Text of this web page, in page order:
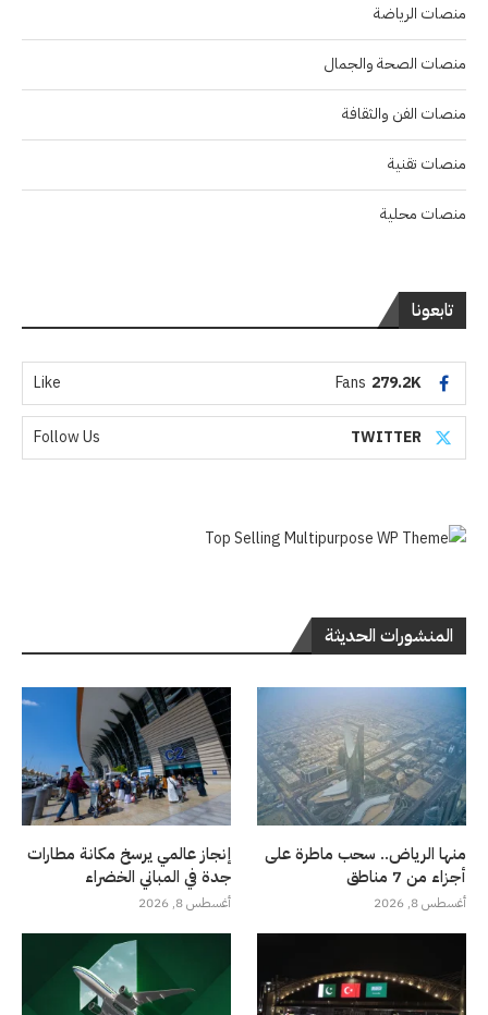
منصات الرياضة
منصات الصحة والجمال
منصات الفن والثقافة
منصات تقنية
منصات محلية
تابعونا
279.2K
Fans
Like
TWITTER
Follow Us
المنشورات الحديثة
منها الرياض.. سحب ماطرة على
أجزاء من 7 مناطق
أغسطس 8, 2026
إنجاز عالمي يرسخ مكانة مطارات
جدة في المباني الخضراء
أغسطس 8, 2026